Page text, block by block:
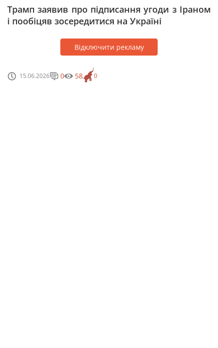
Трамп заявив про підписання угоди з Іраном
і пообіцяв зосередитися на Україні
Відключити рекламу
15.06.2026 0
0 58